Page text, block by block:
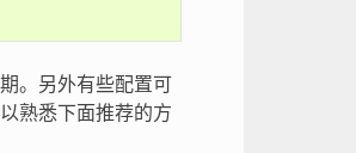
。另外有些配置可
熟悉下面推荐的方